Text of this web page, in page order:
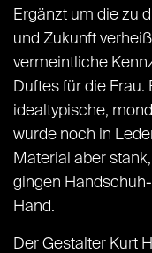
Ergänzt um die zu
und Zukunft
vermeintliche
Duftes für die
idealtypische,
wurde noch in
Material aber
gingen
Hand.
Der Gestalter Kurt